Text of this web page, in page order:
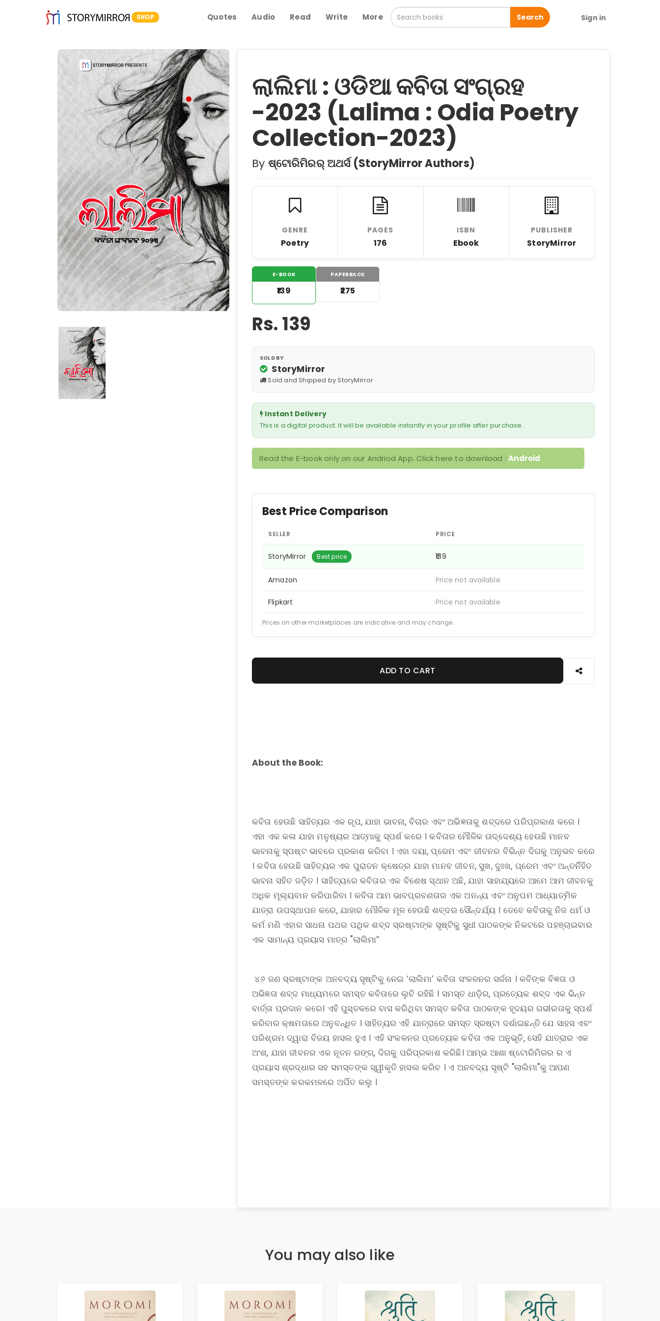
SHOP Quotes Audio Read Write More Search Sign in
ଲାଲିମା : ଓଡିଆ କବିତା ସଂଗ୍ରହ
-2023 (Lalima : Odia Poetry
Collection-2023)
By ଷ୍ଟୋରିମିରର୍ ଅଥର୍ସ (StoryMirror Authors)
GENRE
Poetry
PAGES
176
ISBN
Ebook
PUBLISHER
StoryMirror
E-BOOK
₹139
PAPERBACK
₹275
Rs.139
SOLD BY
StoryMirror
Sold and Shipped by StoryMirror
Instant Delivery
This is a digital product. It will be available instantly in your profile after purchase.
Read the E-book only on our Andriod App. Click here to download :Android
Best Price Comparison
SELLER PRICE
StoryMirror Best price ₹139
Amazon Price not available
Flipkart Price not available
Prices on other marketplaces are indicative and may change.
ADD TO CART
About the Book:
କବିତା ହେଉଛି ସାହିତ୍ୟର ଏକ ରୂପ, ଯାହା ଭାବନା, ବିଚାର ଏବଂ ଅଭିଜ୍ଞତାକୁ ଶବ୍ଦରେ ପରିପ୍ରକାଶ କରେ ।
ଏହା ଏକ କଳା ଯାହା ମନୁଷ୍ୟର ଆତ୍ମାକୁ ସ୍ପର୍ଶ କରେ । କବିତାର ମୌଳିକ ଉଦ୍ଦେଶ୍ୟ ହେଉଛି ମାନବ
ଭାବନାକୁ ସ୍ପଷ୍ଟ ଭାବରେ ପ୍ରକାଶ କରିବା । ଏହା ଦୟା, ପ୍ରେମ ଏବଂ ଜୀବନର ବିଭିନ୍ନ ଦିଗକୁ ଅନୁଭବ କରେ
। କବିତା ହେଉଛି ସାହିତ୍ୟର ଏକ ପୁରାତନ କ୍ଷେତ୍ର ଯାହା ମାନବ ଜୀବନ, ସୁଖ, ଦୁଃଖ, ପ୍ରେମ ଏବଂ ଅନ୍ତର୍ନିହିତ
ଭାବନା ସହିତ ଜଡ଼ିତ । ସାହିତ୍ୟରେ କବିତାର ଏକ ବିଶେଷ ସ୍ଥାନ ଅଛି, ଯାହା ସାହାଯ୍ୟରେ ଆମେ ଆମ ଜୀବନକୁ
ଅଧିକ ମୂଲ୍ୟବାନ କରିପାରିବା । କବିତା ଆମ ଭାବପ୍ରବଣତାର ଏକ ଅନନ୍ୟ ଏବଂ ଅନୁପମ ଆଧ୍ୟାତ୍ମିକ
ଯାତ୍ରା ଉପସ୍ଥାପନ କରେ, ଯାହାର ମୌଳିକ ମୂଳ ହେଉଛି ଶବ୍ଦର ସୌନ୍ଦର୍ଯ୍ୟ । ତେବେ କବିତାକୁ ନିଜ ଧର୍ମ ଓ
କର୍ମ ମଣି ଏହାର ସାଧନା ପଥର ପଥିକ ଶବ୍ଦ ସ୍ରଷ୍ଟାଙ୍କ ସୃଷ୍ଟିକୁ ସୁଧୀ ପାଠକଙ୍କ ନିକଟରେ ପହଞ୍ଚାଇବାର
ଏକ ସାମାନ୍ୟ ପ୍ରୟାସ ମାତ୍ର "ଲାଲିମା”
୪୬ ଜଣ ସ୍ରଷ୍ଟାଙ୍କ ଅନବଦ୍ୟ ସୃଷ୍ଟିକୁ ନେଇ ‘ଲାଲିମା’ କବିତା ସଂକଳନର ସର୍ଜନା । କବିଙ୍କ ବିଜ୍ଞତା ଓ
ଅଭିଜ୍ଞତା ଶବ୍ଦ ମାଧ୍ୟମରେ ସମସ୍ତ କବିତାରେ ଲୁଚି ରହିଛି । ସମସ୍ତ ଧାଡ଼ିର, ପ୍ରତ୍ୟେକ ଶବ୍ଦ ଏକ ଭିନ୍ନ
ବାର୍ତ୍ତା ପ୍ରଦାନ କରେ। ଏହି ପୁସ୍ତକରେ ବାସ କରିଥିବା ସମସ୍ତ କବିତା ପାଠକଙ୍କ ହୃଦୟର ଗଭୀରତାକୁ ସ୍ପର୍ଶ
କରିବାର କ୍ଷମତାରେ ଅନୁବନ୍ଧିତ । ସାହିତ୍ୟର ଏହି ଯାତ୍ରାରେ ସମସ୍ତ ସ୍ରଷ୍ଟା ଦର୍ଶାଇଛନ୍ତି ଯେ ସାହସ ଏବଂ
ପରିଶ୍ରମ ଦ୍ୱାରା ବିଜୟ ହାସଲ ହୁଏ । ଏହି ସଂକଳନର ପ୍ରତ୍ୟେକ କବିତା ଏକ ଅନୁଭୂତି, ସେହି ଯାତ୍ରାର ଏକ
ଅଂଶ, ଯାହା ଜୀବନର ଏକ ନୂତନ ରଙ୍ଗ, ଦିଗକୁ ପରିପ୍ରକାଶ କରିଛି। ଆମ୍ଭ ଆଶା ଷ୍ଟୋରିମିରର ର ଏ
ପ୍ରୟାସ ଶ୍ରଦ୍ଧାର ସହ ସମସ୍ତଙ୍କ ସ୍ୱୀକୃତି ହାସଲ କରିବ । ଏ ଅନବଦ୍ୟ ସୃଷ୍ଟି "ଲାଲିମା"କୁ ଆପଣ
ସମସ୍ତଙ୍କ କରକମଳରେ ଅର୍ପିତ କଲୁ ।
You may also like